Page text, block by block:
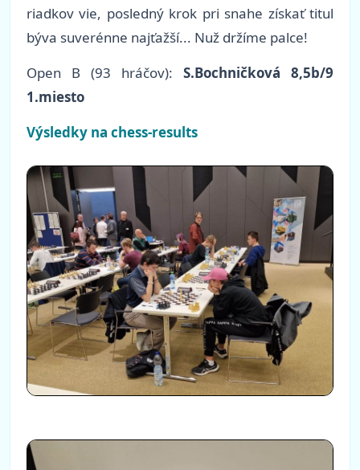
riadkov vie, posledný krok pri snahe získať titul
býva suverénne najťažší... Nuž držíme palce!
Open B (93 hráčov): S.Bochničková 8,5b/9
1.miesto
Výsledky na chess-results